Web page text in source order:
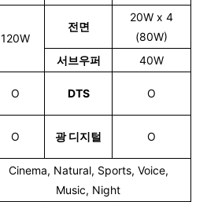
120W
전면
20W x 4
(80W)
서브우퍼
40W
O DTS O
O 광 디지털 O
Cinema, Natural, Sports, Voice,
Music, Night